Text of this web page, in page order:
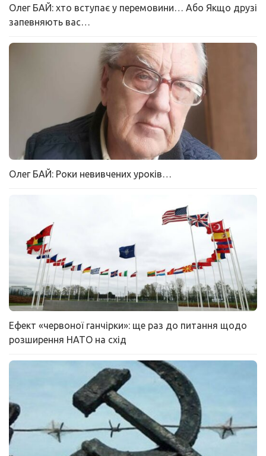
Олег БАЙ: хто вступає у перемовини… Або Якщо друзі
запевняють вас…
Олег БАЙ: Роки невивчених уроків…
Ефект «червоної ганчірки»: ще раз до питання щодо
розширення НАТО на схід